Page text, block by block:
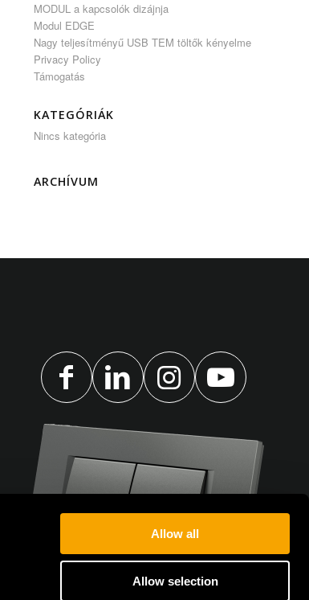
Allow all
Allow selection
MODUL a kapcsolók dizájnja
Modul EDGE
Nagy teljesítményű USB TEM töltők kényelme
Privacy Policy
Támogatás
KATEGÓRIÁK
Nincs kategória
ARCHÍVUM